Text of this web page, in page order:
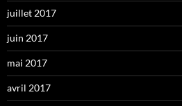
juillet 2017
juin 2017
mai 2017
avril 2017